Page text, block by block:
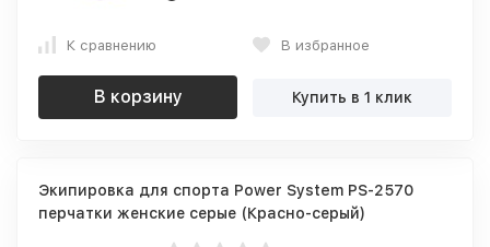
К сравнению В избранное
В корзину Купить в 1 клик
Экипировка для спорта Power System PS-2570
перчатки женские серые (Красно-серый)